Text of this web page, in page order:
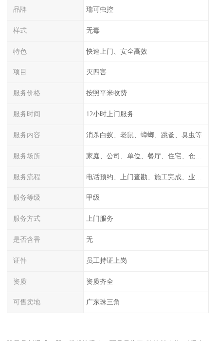
品牌 瑞可虫控
样式 无毒
特色 快速上门、安全高效
项目 灭四害
服务价格 按照平米收费
服务时间 12小时上门服务
服务内容 消杀白蚁、老鼠、蟑螂、跳蚤、臭虫等
服务场所
服务流程
服务等级 甲级
服务方式 上门服务
是否含香 无
证件 员工持证上岗
资质 资质齐全
可售卖地 广东珠三角